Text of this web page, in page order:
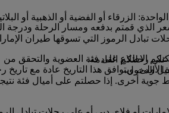
الزرقاء أو الفضية أو الذهبية أو
الاطلاع على فئة العضوية والتحقق
الدخول.
الذي قمتم بدفعه ومسار الرحلة
تبادل الرموز التي تسوقها طيران
رحلتكم القادمة.
كسبتم الأميال فيه للمرة الأولى، ويتوافق هذا
أخرى. إذا حصلتم على أميال فئة نتيجة